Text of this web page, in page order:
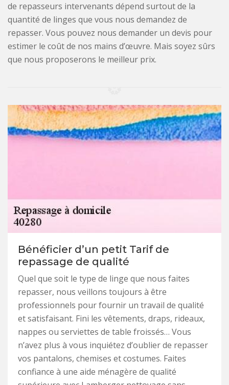
de repasseurs intervenants dépend surtout de la
quantité de linges que vous nous demandez de
repasser. Vous pouvez nous demander un devis pour
estimer le coût de nos mains d’œuvre. Mais soyez sûrs
que nous proposerons le meilleur prix.
Bénéficier d’un petit Tarif de
repassage de qualité
Quel que soit le type de linge que nous faites
repasser, nous veillons toujours à être
professionnels pour fournir un travail de qualité
et satisfaisant. Fini les vêtements, draps, rideaux,
nappes ou serviettes de table froissés… Vous
n’avez plus à vous inquiétez d’oublier de repasser
vos pantalons, chemises et costumes. Faites
confiance à une aide ménagère de qualité